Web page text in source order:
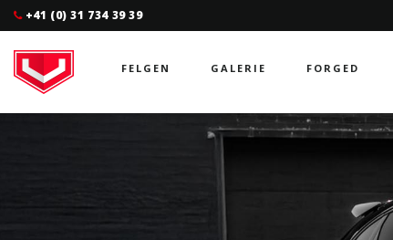
+41 (0) 31 734 39 39
FELGEN GALERIE FORGED